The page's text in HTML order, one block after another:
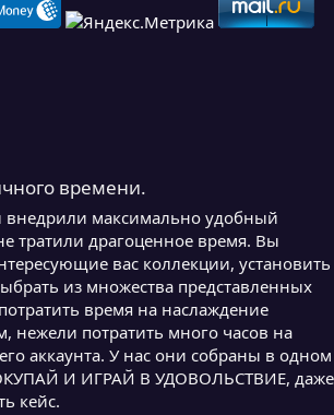
времени.
максимально удобный
тратили драгоценное время. Вы
вас коллекции, установить
из множества представленных
время на наслаждение
нежели потратить много часов на
аккаунта. У нас они собраны в одном
И ИГРАЙ В УДОВОЛЬСТВИЕ, даже
кейс.